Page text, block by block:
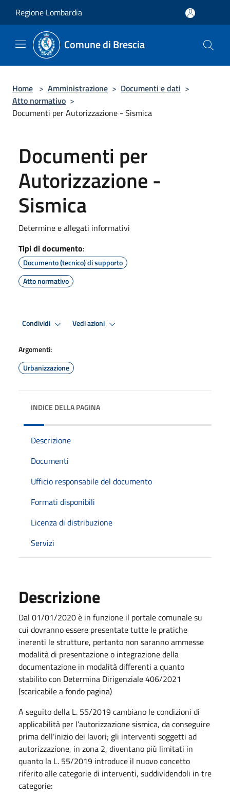
Regione Lombardia
Comune di Brescia
Home > Amministrazione > Documenti e dati >
Atto normativo >
Documenti per Autorizzazione - Sismica
Documenti per
Autorizzazione -
Sismica
Determine e allegati informativi
Tipi di documento:
Documento (tecnico) di supporto
Atto normativo
Condividi Vedi azioni
Argomenti:
Urbanizzazione
INDICE DELLA PAGINA
Descrizione
Documenti
Ufficio responsabile del documento
Formati disponibili
Licenza di distribuzione
Servizi
Descrizione
Dal 01/01/2020 è in funzione il portale comunale su
cui dovranno essere presentate tutte le pratiche
inerenti le strutture, pertanto non saranno ammesse
modalità di presentazione o integrazione della
documentazione in modalità differenti a quanto
stabilito con Determina Dirigenziale 406/2021
(scaricabile a fondo pagina)
A seguito della L. 55/2019 cambiano le condizioni di
applicabilità per l’autorizzazione sismica, da conseguire
prima dell’inizio dei lavori; gli interventi soggetti ad
autorizzazione, in zona 2, diventano più limitati in
quanto la L. 55/2019 introduce il nuovo concetto
riferito alle categorie di interventi, suddividendoli in tre
categorie: